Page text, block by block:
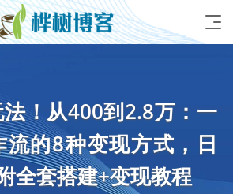
！从400到2.8万：一
流的8种变现方式，日
全套搭建+变现教程